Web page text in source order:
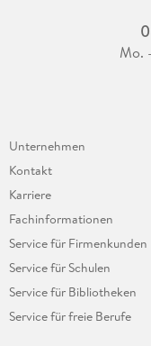
Mo.
Unternehmen
Kontakt
Karriere
Fachinformationen
Service für Firmenkunden
Service für Schulen
Service für Bibliotheken
Service für freie Berufe